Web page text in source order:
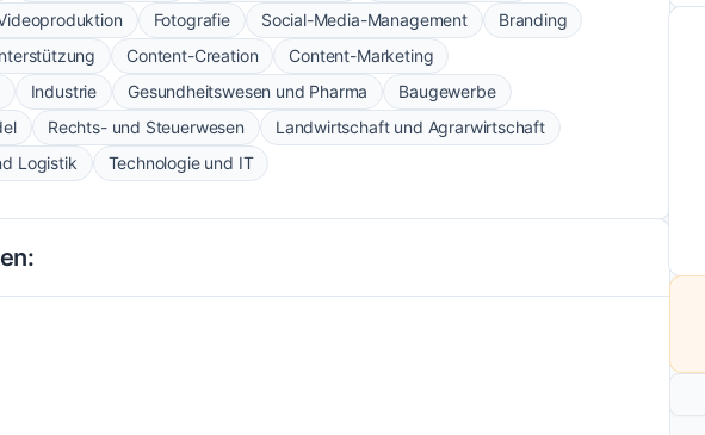
Webseiten, die Ihre Zielgruppe ansprechen und Ihre Botschaft
hochwertigen visuellen Content, der Ihre Marke zum Leben
die Betreuung Ihrer Social-Media-Kanäle und sorgen für eine aktive
Wir entwickeln maßgeschneiderte Schulungsplattformen für Ihre
Fotografie Social-Media-Management
Branding
Content-Creation Content-Marketing
Industrie Gesundheitswesen und Pharma
Baugewerbe
Rechts- und Steuerwesen
Landwirtschaft und Agrarwirtschaft
Logistik
Technologie und IT